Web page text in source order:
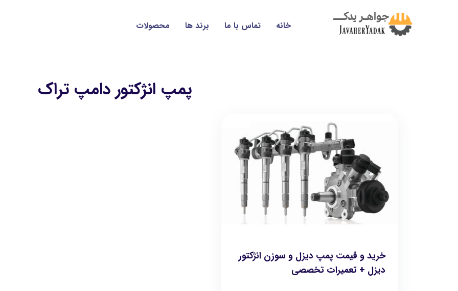
خانه تماس با ما برند ها محصولات
پمپ انژکتور دامپ تراک
خرید و قیمت پمپ دیزل و سوزن انژکتور
دیزل + تعمیرات تخصصی